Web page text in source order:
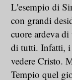
L'esempio di
con grandi
cuore ardeva di
di tutti. Infatti, i
vedere Cristo.
Tempio quel